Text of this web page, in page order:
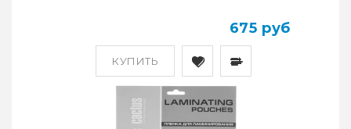
КУПИТЬ
675 руб